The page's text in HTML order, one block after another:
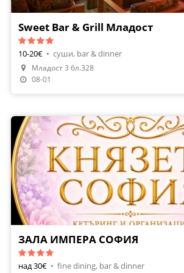
Sweet Bar & Grill Младост
10-20€ • суши, bar & dinner
Младост 3 бл.328
08-01
ЗАЛА ИМПЕРА СОФИЯ
над 30€ • fine dining, bar & dinner